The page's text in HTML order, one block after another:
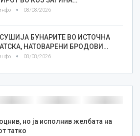
08/08/2026
БУНАРИТЕ ВО ИСТОЧНА
НАТОВАРЕНИ БРОДОВИ…
08/08/2026
но ја исполнив желбата на
татко